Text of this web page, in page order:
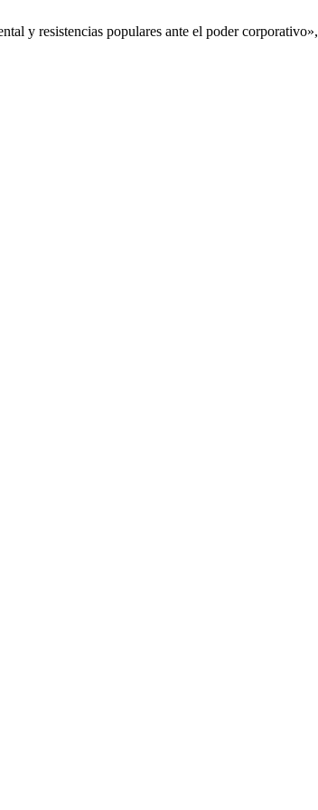
y resistencias populares ante el poder corporativo»,